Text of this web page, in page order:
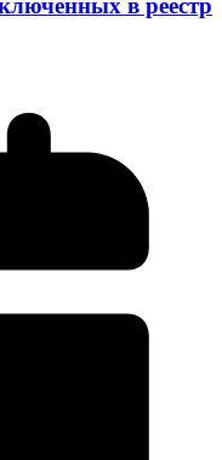
в реестр